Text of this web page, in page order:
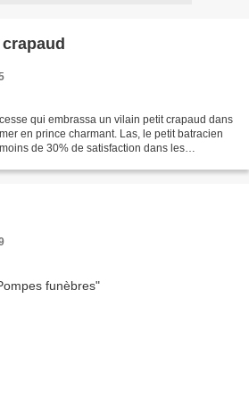
qui embrassa un vilain petit crapaud dans
en prince charmant. Las, le petit batracien
de 30% de satisfaction dans les